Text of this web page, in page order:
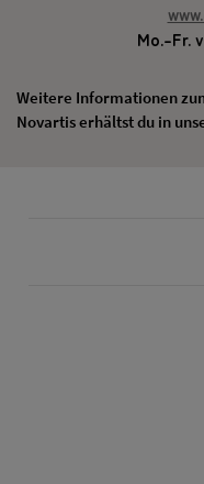
Mo.–Fr.
Weitere Informationen
Novartis erhältst du in